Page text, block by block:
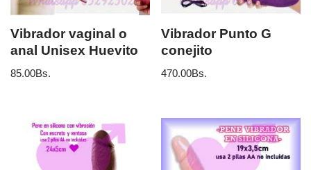
Vibrador vaginal o
anal Unisex Huevito
85.00Bs.
Vibrador Punto G
conejito
470.00Bs.